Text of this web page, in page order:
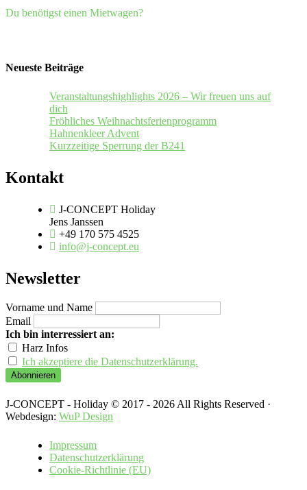
Du benötigst einen Mietwagen?
Neueste Beiträge
Veranstaltungshighlights 2026 – Wir freuen uns auf
dich
Fröhliches Weihnachtsferienprogramm
Hahnenkleer Advent
Kurzzeitige Sperrung der B241
Kontakt
J-CONCEPT Holiday
Jens Janssen
+49 170 575 4525
info@j-concept.eu
Newsletter
Vorname und Name
Email
Ich bin interressiert an:
Harz Infos
Ich akzeptiere die Datenschutzerklärung.
J-CONCEPT - Holiday © 2017 - 2026 All Rights Reserved ·
Webdesign: WuP Design
Impressum
Datenschutzerklärung
Cookie-Richtlinie (EU)